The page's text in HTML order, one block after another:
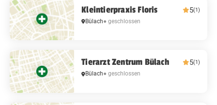
Kleintierpraxis Floris 5(1)
Bülach● geschlossen
Tierarzt Zentrum Bülach 5(1)
Bülach● geschlossen